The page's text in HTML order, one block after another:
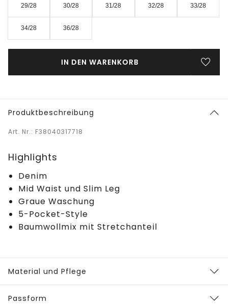
29/28 30/28 31/28 32/28 33/28
34/28 36/28
IN DEN WARENKORB
Produktbeschreibung
Art. Nr.: F38040317718
Highlights
Denim
Mid Waist und Slim Leg
Graue Waschung
5-Pocket-Style
Baumwollmix mit Stretchanteil
Material und Pflege
Passform